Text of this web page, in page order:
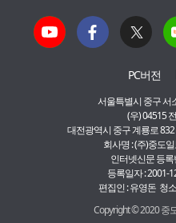
PC버전
서울특별시 중구 서
(우) 04515
대전광역시 중구 계룡로
회사명 : (주)중도
인터넷신문 등
등록일자 : 2001-
편집인 : 유영돈 청
Copyright © 2020 중